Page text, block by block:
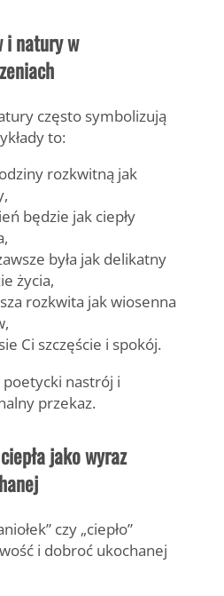
i natury w
często symbolizują
to:
rozkwitną jak
będzie jak ciepły
była jak delikatny
życia,
rozkwita jak wiosenna
Ci szczęście i spokój.
nastrój i
przekaz.
jako wyraz
czy „ciepło”
i dobroć ukochanej